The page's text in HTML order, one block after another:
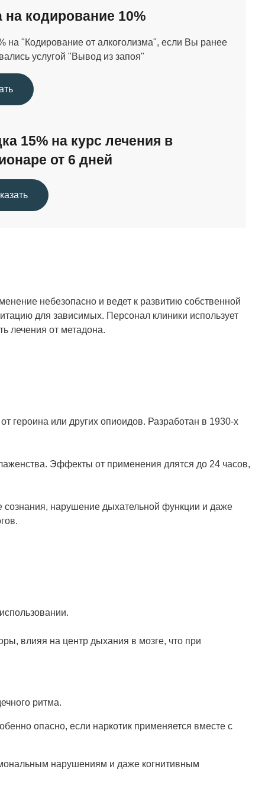
на кодирование 10%
на "Кодирование от алкоголизма", если Вы ранее
услугой "Вывод из запоя"
15% на курс лечения в
от 6 дней
небезопасно и ведет к развитию собственной
для зависимых. Персонал клиники использует
лечения от метадона.
героина или других опиоидов. Разработан в 1930-х
Эффекты от применения длятся до 24 часов,
нарушение дыхательной функции и даже
влияя на центр дыхания в мозге, что при
ритма.
опасно, если наркотик применяется вместе с
нарушениям и даже когнитивным